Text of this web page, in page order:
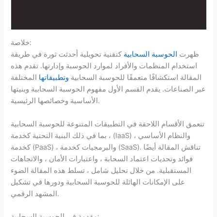
خلاصة:
ظهرت الحوسبة السحابية كتقنية تحويلية أحدثت ثورة في طريقة
استخدام المنظمات والأفراد لموارد الحوسبة وإدارتها. تقدم هذه
المقالة استكشافًا متعمقًا للحوسبة السحابية وتطبيقاتها
المختلفة
عبر الصناعات. يقدم القسم الأول مفهوم الحوسبة السحابية وبنيتها
الأساسية وخصائصها الرئيسية.
تتعمق الأقسام اللاحقة في التطبيقات المتنوعة للحوسبة السحابية
، بما في ذلك البنية التحتية كخدمة (IaaS) ، والنظام الأساسي
كخدمة (PaaS) ، والبرمجيات كخدمة (SaaS). تناقش المقالة أيضًا
فوائد وتحديات اعتماد السحابة ، واعتبارات الأمان ، والاتجاهات
المستقبلية. من خلال تحليل شامل ، تسلط هذه المقالة الضوء
على الإمكانات الهائلة للحوسبة السحابية ودورها في تشكيل
المشهد الرقمي.